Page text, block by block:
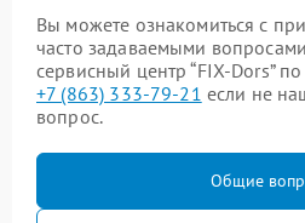
Вы можете ознакомиться с
часто задаваемыми
сервисный центр “FIX-Dors”
+7 (863) 333-79-21 если не
вопрос.
Общие